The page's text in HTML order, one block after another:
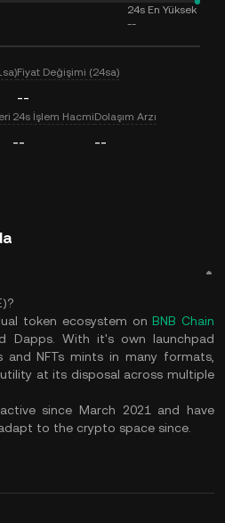
24s En Yüksek
--
Fiyat Değişimi (24sa)
--
24s İşlem Hacmi
--
Dolaşım Arzı
--
token ecosystem onBNB Chain
Dapps. With it's own launchpad
NFTs mints in many formats,
at its disposal across multiple
since March 2021 and have
to the crypto space since.